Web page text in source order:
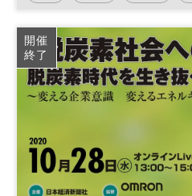
い方～
参加無料
日経産業新聞フ
開催
終了